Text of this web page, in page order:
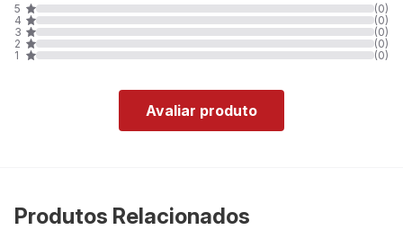
5
(0)
4
(0)
3
(0)
2
(0)
1
(0)
Avaliar produto
Produtos Relacionados